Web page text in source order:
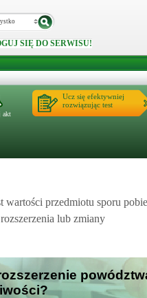
SIĘ DO SERWISU!
Ucz się efektywniej
rozwiązując test
akt
wartości przedmiotu sporu
lub zmiany